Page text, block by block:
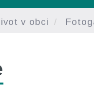
v obci